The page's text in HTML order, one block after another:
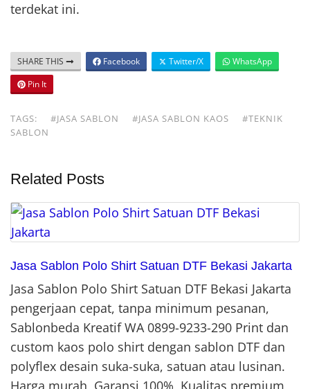
terdekat ini.
SHARE THIS Facebook Twitter/X
WhatsApp
Pin It
TAGS: #JASA SABLON #JASA SABLON KAOS
#TEKNIK
SABLON
Related Posts
Jasa Sablon Polo Shirt Satuan DTF Bekasi Jakarta
Jasa Sablon Polo Shirt Satuan DTF Bekasi Jakarta
pengerjaan cepat, tanpa minimum pesanan,
Sablonbeda Kreatif WA 0899-9233-290 Print dan
custom kaos polo shirt dengan sablon DTF dan
polyflex desain suka-suka, satuan atau lusinan.
Harga murah, Garansi 100%, Kualitas premium,